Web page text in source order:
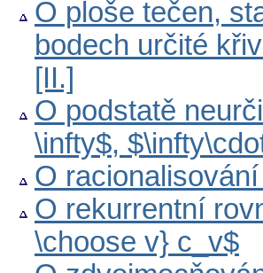
O ploše tečen,
bodech určité
[II.]
O podstatě
\infty$,
O
O rekurrentní
\choose v} c_v$